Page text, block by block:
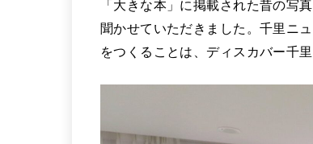
「大きな本」に掲載された昔の写
聞かせていただきました。千里ニ
をつくることは、ディスカバー千